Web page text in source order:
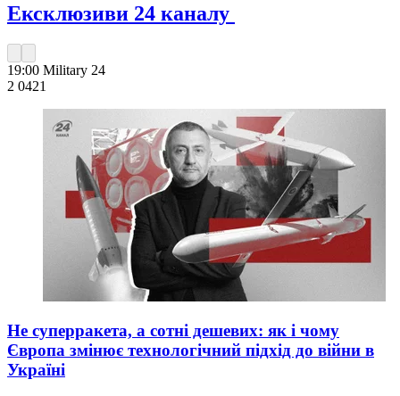
Ексклюзиви 24 каналу
19:00 Military 24
2 0421
Не суперракета, а сотні дешевих: як і чому
Європа змінює технологічний підхід до війни в
Україні